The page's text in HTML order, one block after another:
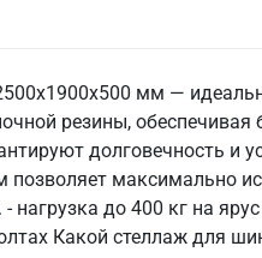
мм —
резины,
долговечность и
максимально
нагрузка до 400 кг на
Какой стеллаж для